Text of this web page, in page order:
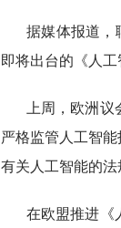
据媒体报道，
即将出台的《人工
上周，欧洲议
严格监管人工智
有关人工智能的法
在欧盟推进《